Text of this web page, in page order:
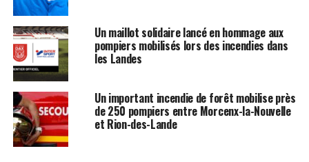
Un maillot solidaire lancé en hommage aux
pompiers mobilisés lors des incendies dans
les Landes
Un important incendie de forêt mobilise près
de 250 pompiers entre Morcenx-la-Nouvelle
et Rion-des-Lande